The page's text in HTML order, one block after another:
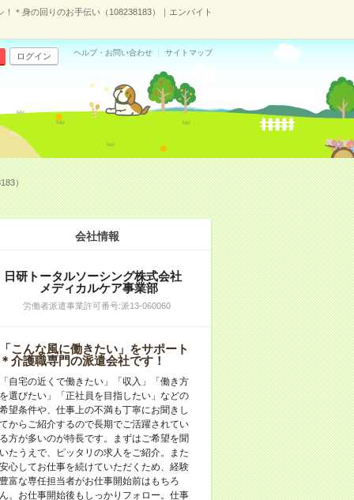
＊身の回りのお手伝い（108238183）｜エンバイト
ログイン ヘルプ・お問い合わせ サイトマップ
）
会社情報
日研トータルソーシング株式会社
メディカルケア事業部
労働者派遣事業許可番号:派13-060060
こんな風に働きたい」をサポート
介護職専門の派遣会社です！
自宅の近くで働きたい」「収入」「働き方
選びたい」「正社員を目指したい」などの
望条件や、仕事上の不満も丁寧にお聞きし
からご紹介するので長期でご活躍されてい
方が多いのが特長です。まずはご希望を聞
たうえで、ピッタリの求人をご紹介。また
心してお仕事を続けていただくため、経験
富な専任担当者がお仕事開始前はもちろ
、お仕事開始後もしっかりフォロー。仕事